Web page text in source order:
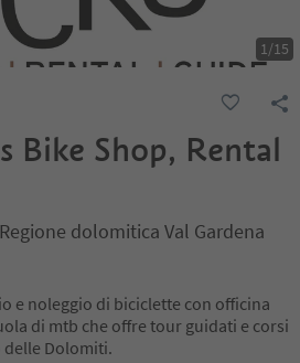
1/15
Bike Shop, Rental
dolomitica Val Gardena
e noleggio di biciclette con officina
di mtb che offre tour guidati e corsi
Dolomiti.